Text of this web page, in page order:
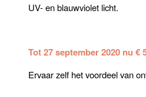
UV- en blauwviolet licht.
Tot 27 september 2020 nu
Ervaar zelf het voordeel van